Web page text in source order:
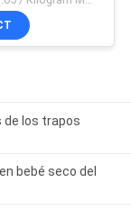
de los trapos
bebé seco del